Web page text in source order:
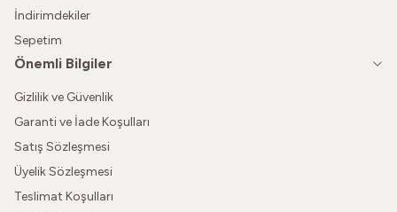
İndirimdekiler
Sepetim
Önemli Bilgiler
Gizlilik ve Güvenlik
Garanti ve İade Koşulları
Satış Sözleşmesi
Üyelik Sözleşmesi
Teslimat Koşulları